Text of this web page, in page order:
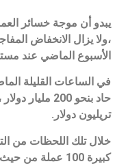
يبدو أن موجة خسائر
،ولا يزال الانخفاض
الأسبوع الماضي عند مستويات 42000 دولار جديدًا
في الساعات القليلة
تريليون دولار.
خلال تلك اللحظات من